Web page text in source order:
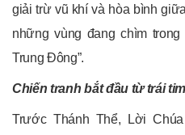
giải trừ vũ khí và hòa bình
những vùng đang chìm
Trung Đông”.
Chiến tranh bắt đầu từ trái
Trước Thánh Thể, Lời